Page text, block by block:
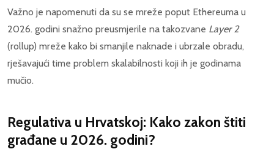
Važno je napomenuti da su se mreže poput Ethereuma u
2026. godini snažno preusmjerile na takozvane Layer 2
(rollup) mreže kako bi smanjile naknade i ubrzale obradu,
rješavajući time problem skalabilnosti koji ih je godinama
mučio.
Regulativa u Hrvatskoj: Kako zakon štiti
građane u 2026. godini?